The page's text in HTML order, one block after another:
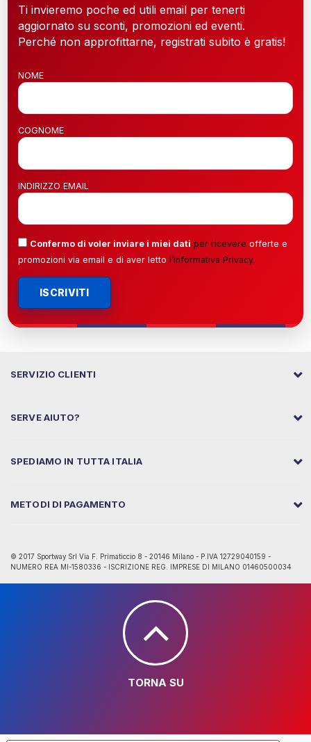
Ti invieremo poche ed utili email per tenerti
aggiornato su sconti, promozioni ed eventi.
Perché non approfittarne, registrati subito è gratis!
NOME
COGNOME
INDIRIZZO EMAIL
Confermo di voler inviare i miei dati per ricevere offerte e
promozioni via email e di aver letto l’Informativa Privacy.
ISCRIVITI
SERVIZIO CLIENTI
SERVE AIUTO?
SPEDIAMO IN TUTTA ITALIA
METODI DI PAGAMENTO
© 2017 Sportway Srl Via F. Primaticcio 8 - 20146 Milano - P.IVA 12729040159 -
NUMERO REA MI-1580336 - ISCRIZIONE REG. IMPRESE DI MILANO 01460500034
TORNA SU